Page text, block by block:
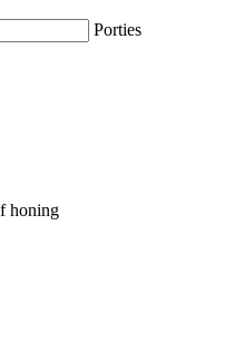
Porties
honing